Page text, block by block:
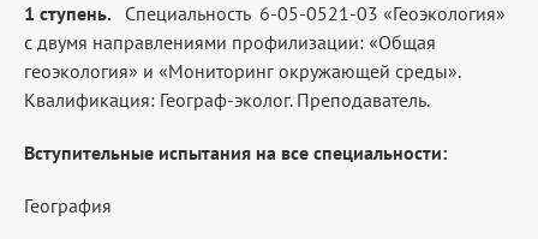
1 ступень.
Специальность 6-05-0521-03 «Геоэкология»
с двумя направлениями профилизации: «Общая
геоэкология» и «Мониторинг окружающей среды».
Квалификация: Географ-эколог. Преподаватель.
Вступительные испытания на все специальности:
География